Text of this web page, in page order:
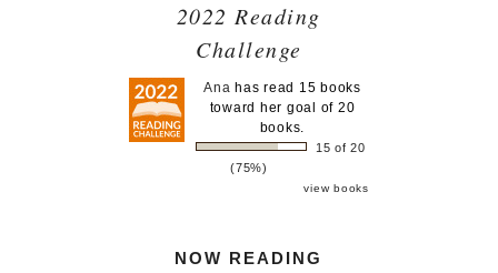
2022 Reading
Challenge
Ana has read 15 books
toward her goal of 20
books.
15 of 20
(75%)
view books
NOW READING